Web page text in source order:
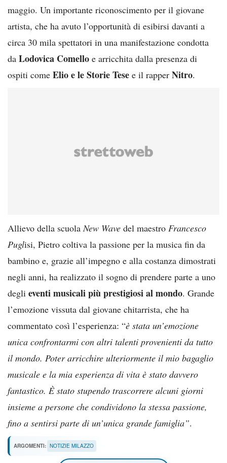
maggio. Un importante riconoscimento per il giovane
artista, che ha avuto l’opportunità di esibirsi davanti a
circa 30 mila spettatori in una manifestazione condotta
da Lodovica Comello e arricchita dalla presenza di
ospiti come Elio e le Storie Tese e il rapper Nitro.
Allievo della scuolaNew Wave del maestro Francesco
Puglisi, Pietro coltiva la passione per la musica fin da
bambino e, grazie all’impegno e alla costanza dimostrati
negli anni, ha realizzato il sogno di prendere parte a uno
degli eventi musicali più prestigiosi al mondo. Grande
l’emozione vissuta dal giovane chitarrista, che ha
commentato così l’esperienza: “è stata un’emozione
unica confrontarmi con altri talenti provenienti da tutto
il mondo. Poter arricchire ulteriormente il mio bagaglio
musicale e la mia esperienza di vita è stato davvero
fantastico. È stato stupendo trascorrere alcuni giorni
insieme a persone che condividono la stessa passione,
fino a sentirsi parte di un’unica grande famiglia”.
ARGOMENTI: NOTIZIE MILAZZO